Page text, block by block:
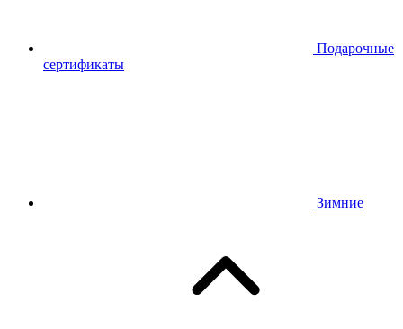
Подарочные
сертификаты
Зимние